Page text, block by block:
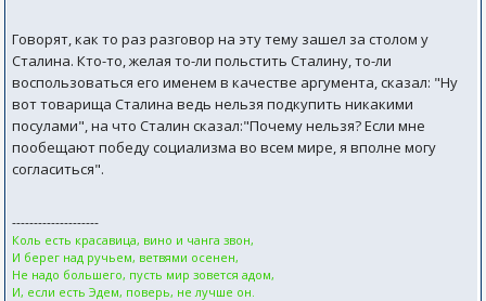
Говорят, как то раз разговор на эту тему зашел за столом у
Сталина. Кто-то, желая то-ли польстить Сталину, то-ли
воспользоваться его именем в качестве аргумента, сказал: "Ну
вот товарища Сталина ведь нельзя подкупить никакими
посулами", на что Сталин сказал:"Почему нельзя? Если мне
пообещают победу социализма во всем мире, я вполне могу
согласиться".
--------------------
Коль есть красавица, вино и чанга звон,
И берег над ручьем, ветвями осенен,
Не надо большего, пусть мир зовется адом,
И, если есть Эдем, поверь, не лучше он.